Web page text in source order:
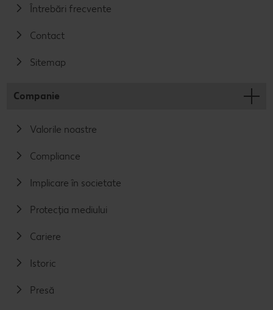
Întrebări frecvente
Contact
Sitemap
Companie
Valorile noastre
Compliance
Implicare în societate
Protecția mediului
Cariere
Istoric
Presă